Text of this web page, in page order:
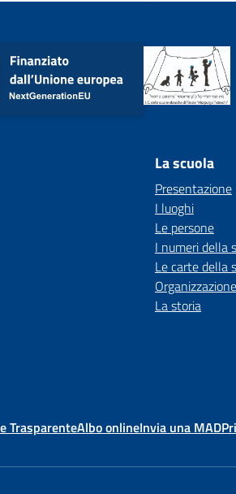
La scuola
Presentazione
I luoghi
Le persone
I numeri della
Le carte della
Organizzazione
La storia
TrasparenteAlbo onlineInvia una MAD